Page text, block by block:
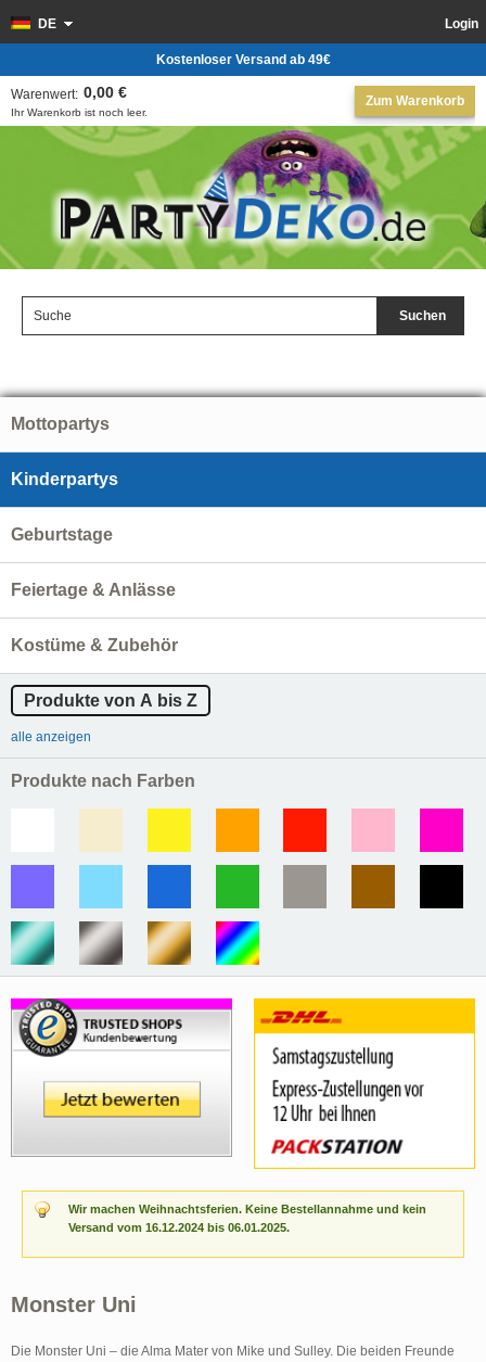
Suchen
Login
DE
Zum Warenkorb
Ihr Warenkorb ist noch leer.
Warenwert: 0,00 €
Kostenloser Versand ab 49€
Wir machen Weihnachtsferien. Keine Bestellannahme und kein
Versand vom 16.12.2024 bis 06.01.2025.
Monster Uni
Die Monster Uni – die Alma Mater von Mike und Sulley. Die beiden Freunde
Mottopartys
Kinderpartys
Geburtstage
Feiertage & Anlässe
Kostüme & Zubehör
Produkte von A bis Z
alle anzeigen
Produkte nach Farben